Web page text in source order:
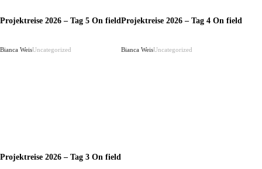
Projektreise 2026 – Tag 5 On field
Bianca WeisUncategorized
Projektreise 2026 – Tag 4 On field
Bianca WeisUncategorized
Projektreise 2026 – Tag 3 On field